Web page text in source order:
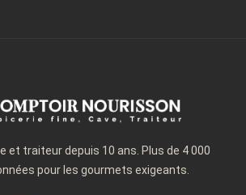
et traiteur depuis 10 ans. Plus de 4 000
pour les gourmets exigeants.